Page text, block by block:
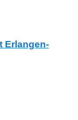
Erlangen-